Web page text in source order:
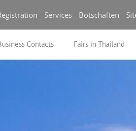
Services Botschaften
Contacts Fairs in Thailand